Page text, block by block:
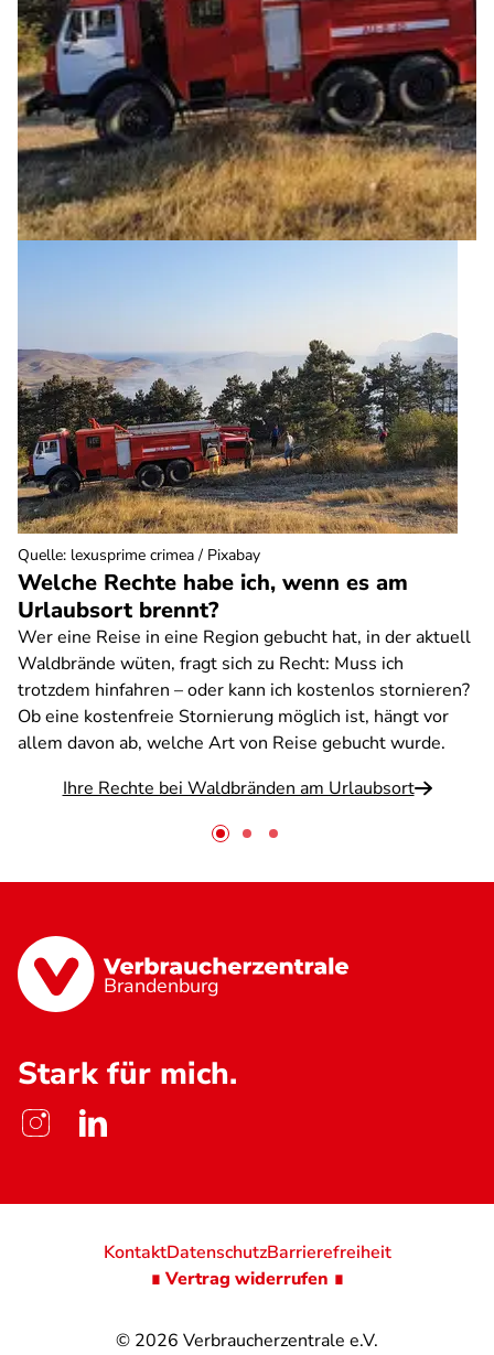
Welche Rechte habe ich, wenn es am
Urlaubsort brennt?
Wer eine Reise in eine Region gebucht hat, in der aktuell
Waldbrände wüten, fragt sich zu Recht: Muss ich
trotzdem hinfahren – oder kann ich kostenlos stornieren?
Ob eine kostenfreie Stornierung möglich ist, hängt vor
allem davon ab, welche Art von Reise gebucht wurde.
Ihre Rechte bei Waldbränden am Urlaubsort
Quelle: lexusprime crimea / Pixabay
Brandenburg
Stark für mich.
© 2026 Verbraucherzentrale e.V.
KontaktDatenschutzBarrierefreiheit
∎ Vertrag widerrufen ∎